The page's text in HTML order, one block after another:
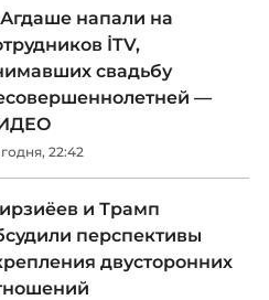
напали на
İTV,
свадьбу
—
22:42
и Трамп
перспективы
двусторонних